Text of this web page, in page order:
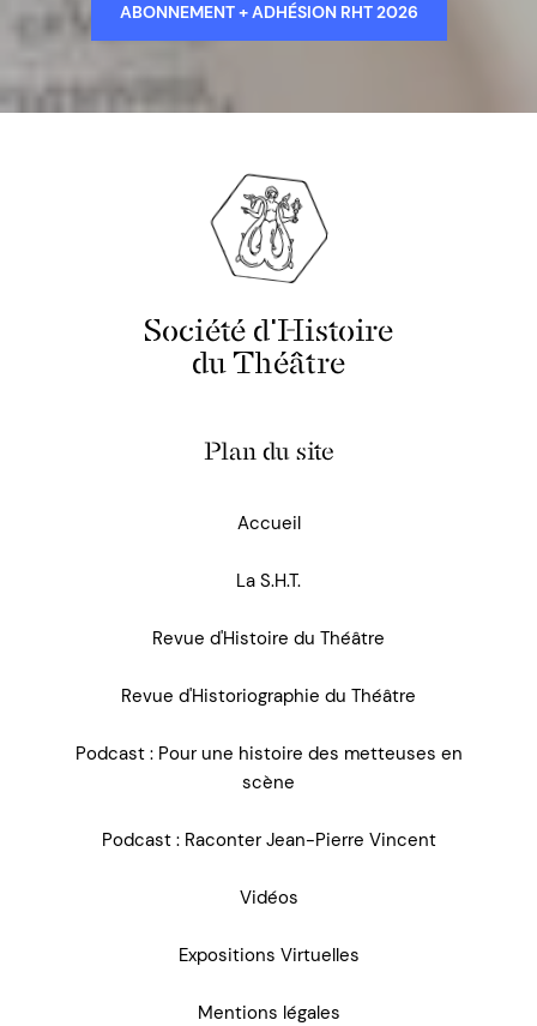
ABONNEMENT + ADHÉSION RHT 2026
Société d'Histoire
du Théâtre
Plan du site
Accueil
La S.H.T.
Revue d'Histoire du Théâtre
Revue d'Historiographie du Théâtre
Podcast : Pour une histoire des metteuses en
scène
Podcast : Raconter Jean-Pierre Vincent
Vidéos
Expositions Virtuelles
Mentions légales